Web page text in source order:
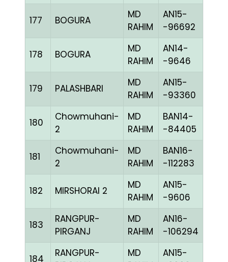
177 BOGURA
MD
RAHIM
AN15-
-96692
178 BOGURA
MD
RAHIM
AN14-
-9646
179 PALASHBARI
MD
RAHIM
AN15-
-93360
180
Chowmuhani-
2
MD
RAHIM
BAN14-
-84405
181
Chowmuhani-
2
MD
RAHIM
BAN16-
-112283
182 MIRSHORAI 2
MD
RAHIM
AN15-
-9606
183
RANGPUR-
PIRGANJ
MD
RAHIM
AN16-
-106294
184
RANGPUR-
MD
AN15-